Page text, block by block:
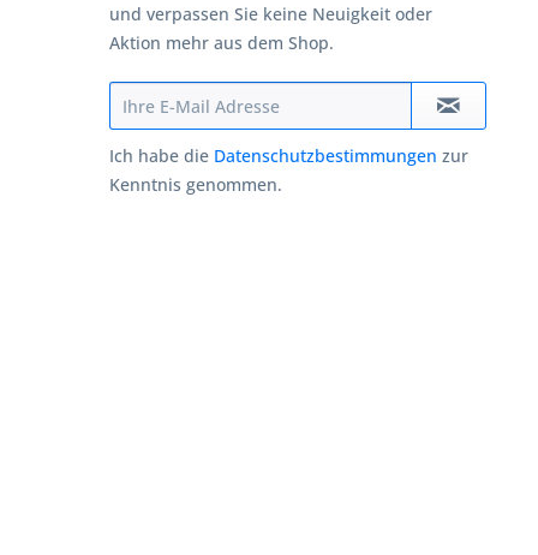
und verpassen Sie keine Neuigkeit oder
Aktion mehr aus dem Shop.
Ich habe die Datenschutzbestimmungen zur
Kenntnis genommen.